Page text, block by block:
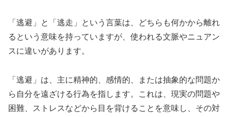
「逃避」と「逃走」という言葉は、どちらも何かから離れ
るという意味を持っていますが、使われる文脈やニュアン
スに違いがあります。
「逃避」は、主に精神的、感情的、または抽象的な問題か
ら自分を遠ざける行為を指します。これは、現実の問題や
困難、ストレスなどから目を背けることを意味し、その対